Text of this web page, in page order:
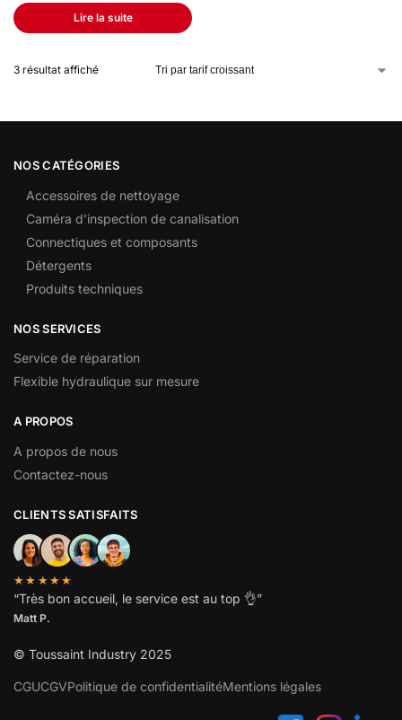
Lire la suite
3 résultat affiché
NOS CATÉGORIES
Accessoires de nettoyage
Caméra d’inspection de canalisation
Connectiques et composants
Détergents
Produits techniques
NOS SERVICES
Service de réparation
Flexible hydraulique sur mesure
A PROPOS
A propos de nous
Contactez-nous
CLIENTS SATISFAITS
★★★★★
“Très bon accueil, le service est au top 👌”
Matt P.
© Toussaint Industry 2025
CGUCGVPolitique de confidentialitéMentions légales